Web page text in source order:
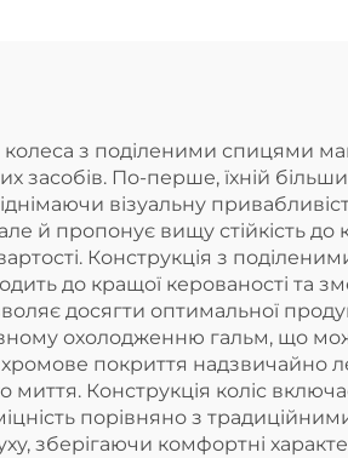
колеса з поділеними спицями
засобів. По-перше, їхній
візуальну
й пропонує вищу стійкість
Конструкція з
до кращої керованості та
досягти оптимальної
охолодженню гальм, що може
покриття надзвичайно
миття. Конструкція коліс
порівняно з
зберігаючи комфортні